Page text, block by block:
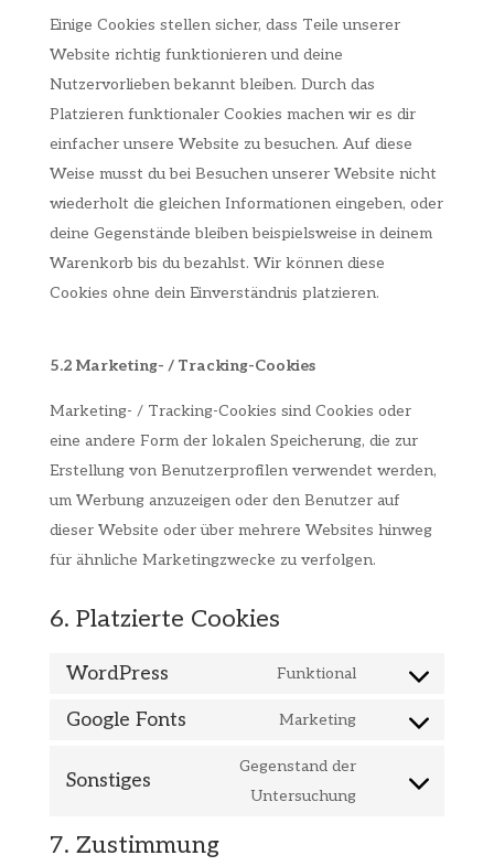
Einige Cookies stellen sicher, dass Teile unserer
Website richtig funktionieren und deine
Nutzervorlieben bekannt bleiben. Durch das
Platzieren funktionaler Cookies machen wir es dir
einfacher unsere Website zu besuchen. Auf diese
Weise musst du bei Besuchen unserer Website nicht
wiederholt die gleichen Informationen eingeben, oder
deine Gegenstände bleiben beispielsweise in deinem
Warenkorb bis du bezahlst. Wir können diese
Cookies ohne dein Einverständnis platzieren.
5.2 Marketing- / Tracking-Cookies
Marketing- / Tracking-Cookies sind Cookies oder
eine andere Form der lokalen Speicherung, die zur
Erstellung von Benutzerprofilen verwendet werden,
um Werbung anzuzeigen oder den Benutzer auf
dieser Website oder über mehrere Websites hinweg
für ähnliche Marketingzwecke zu verfolgen.
6. Platzierte Cookies
WordPress Funktional
Consent
wordpress
Google Fonts Marketing
Consent
service
Sonstiges
Gegenstand der
Untersuchung
Consent
7. Zustimmung